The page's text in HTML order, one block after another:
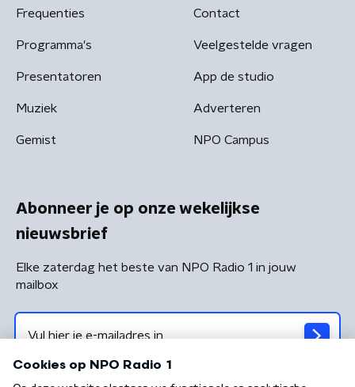
Frequenties
Programma's
Presentatoren
Muziek
Gemist
Contact
Veelgestelde vragen
App de studio
Adverteren
NPO Campus
Abonneer je op onze wekelijkse
nieuwsbrief
Elke zaterdag het beste van NPO Radio 1 in jouw
mailbox